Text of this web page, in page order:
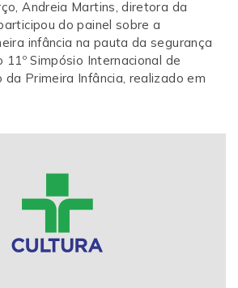
Andreia Martins, diretora da
do painel sobre a
infância na pauta da segurança
11º Simpósio Internacional de
da Primeira Infância, realizado em